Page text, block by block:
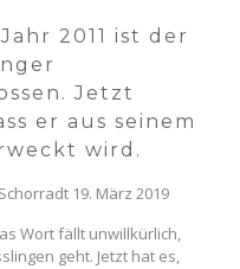
2011 ist der
Jetzt
er aus seinem
wird.
19. März 2019
Wort fällt unwillkürlich,
geht. Jetzt hat es,